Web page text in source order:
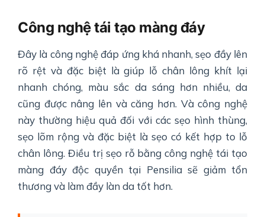
Công nghệ tái tạo màng đáy
Đây là công nghệ đáp ứng khá nhanh, sẹo đầy lên
rõ rệt và đặc biệt là giúp lỗ chân lông khít lại
nhanh chóng, màu sắc da sáng hơn nhiều, da
cũng được nâng lên và căng hơn. Và công nghệ
này thường hiệu quả đối với các sẹo hình thùng,
sẹo lõm rộng và đặc biệt là sẹo có kết hợp to lỗ
chân lông. Điều trị sẹo rỗ bằng công nghệ tái tạo
màng đáy độc quyền tại Pensilia sẽ giảm tổn
thương và làm đầy làn da tốt hơn.